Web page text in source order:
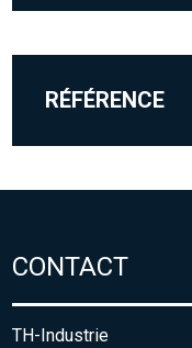
RÉFÉRENCE
CONTACT
TH-Industrie